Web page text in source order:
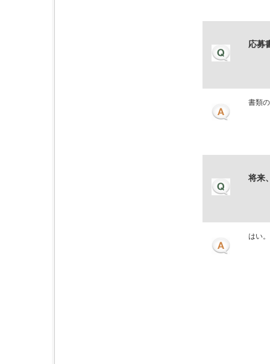
応募
書類
将来
はい